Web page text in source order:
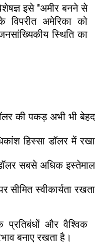
इसे "अमीर बनने से
विपरीत अमेरिका को
स्थिति का
की पकड़ अभी भी बेहद
हिस्सा डॉलर में रखा
सबसे अधिक इस्तेमाल
स्वीकार्यता रखता
प्रतिबंधों और वैश्विक
बनाए रखता है।